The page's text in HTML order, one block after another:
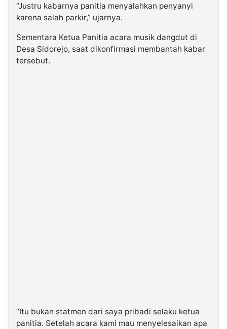
“Justru kabarnya panitia menyalahkan penyanyi
karena salah parkir,” ujarnya.
Sementara Ketua Panitia acara musik dangdut di
Desa Sidorejo, saat dikonfirmasi membantah kabar
tersebut.
“Itu bukan statmen dari saya pribadi selaku ketua
panitia. Setelah acara kami mau menyelesaikan apa